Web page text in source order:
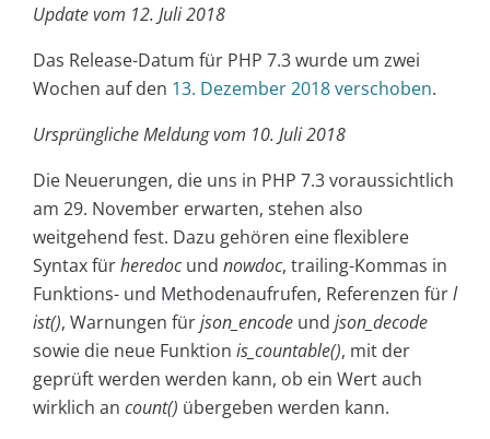
Update vom 12. Juli 2018
Das Release-Datum für PHP 7.3 wurde um zwei
Wochen auf den 13. Dezember 2018 verschoben.
Ursprüngliche Meldung vom 10. Juli 2018
Die Neuerungen, die uns in PHP 7.3 voraussichtlich
am 29. November erwarten, stehen also
weitgehend fest. Dazu gehören eine flexiblere
Syntax fürheredocund nowdoc, trailing-Kommas in
Funktions- und Methodenaufrufen, Referenzen fürl
ist(), Warnungen fürjson_encode und json_decode
sowie die neue Funktion is_countable(), mit der
geprüft werden werden kann, ob ein Wert auch
wirklich an count() übergeben werden kann.